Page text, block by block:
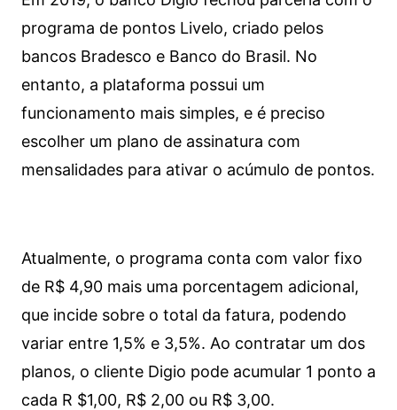
programa de pontos Livelo, criado pelos
bancos Bradesco e Banco do Brasil. No
entanto, a plataforma possui um
funcionamento mais simples, e é preciso
escolher um plano de assinatura com
mensalidades para ativar o acúmulo de pontos.
Atualmente, o programa conta com valor fixo
de R$ 4,90 mais uma porcentagem adicional,
que incide sobre o total da fatura, podendo
variar entre 1,5% e 3,5%. Ao contratar um dos
planos, o cliente Digio pode acumular 1 ponto a
cada R $1,00, R$ 2,00 ou R$ 3,00.